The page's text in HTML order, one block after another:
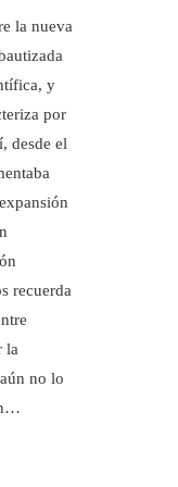
la nueva
y
por
desde el
recuerda
la
no lo